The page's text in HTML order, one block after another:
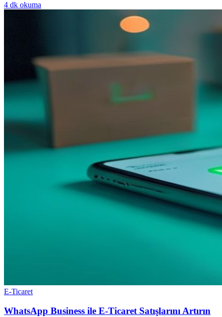
4 dk okuma
E-Ticaret
WhatsApp Business ile E-Ticaret Satışlarını Artırın